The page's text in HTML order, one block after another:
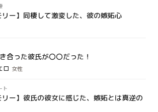
リー】同棲して激変した、彼の嫉妬心
合った彼氏が〇〇だった！
ロ 女性
ト
リー】彼氏の彼女に感じた、嫉妬とは真逆の